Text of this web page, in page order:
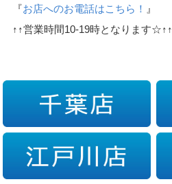
『お店へのお電話はこちら！ 』
↑↑営業時間10-19時となります☆↑↑